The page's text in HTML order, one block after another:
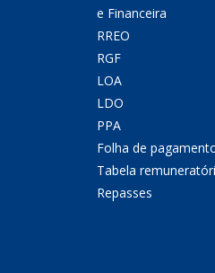
e Financeira
RREO
RGF
LOA
LDO
PPA
Folha de
Tabela
Repasses